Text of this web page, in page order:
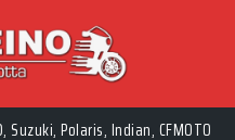
Polaris, Indian, CFMOTO